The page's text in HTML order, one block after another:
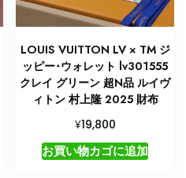
LOUIS VUITTON LV × TM ジ
ッピー･ウォレット lv301555
クレイ グリーン 超N品 ルイヴ
ィトン 村上隆 2025 財布
¥19,800
お買い物カゴに追加